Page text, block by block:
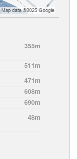
355m
511m
471m
608m
690m
48m